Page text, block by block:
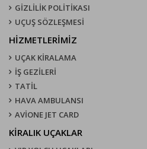
GİZLİLİK POLİTİKASI
UÇUŞ SÖZLEŞMESI
HİZMETLERİMİZ
UÇAK KIRALAMA
İŞ GEZİLERİ
TATİL
HAVA AMBULANSI
AVİONE JET CARD
KIRALIK UÇAKLAR